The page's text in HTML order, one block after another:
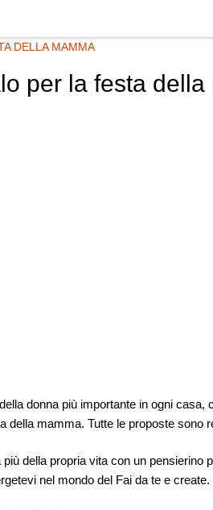
DELLA MAMMA
per la festa
donna più importante in ogni
della mamma. Tutte le proposte
più della propria vita con un
nel mondo del Fai da te e create.